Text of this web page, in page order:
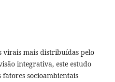
virais mais distribuídas pelo
integrativa, este estudo
socioambientais